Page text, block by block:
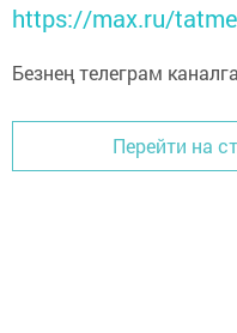
https://max.ru/
Безнең телеграм
Перейти на